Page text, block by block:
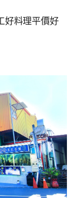
好料理平價好